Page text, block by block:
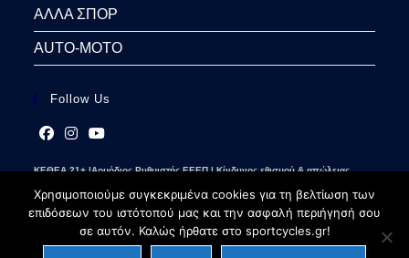
ΑΛΛΑ ΣΠΟΡ
AUTO-MOTO
Follow Us
in
a
new
in
a
new
tab
in
a
new
tab
ΚΕΘΕΑ 21+ |Αρμόδιος Ρυθμιστής ΕΕΕΠ | Κίνδυνος εθισμού & απώλειας
Χρησιμοποιούμε συγκεκριμένα cookies για τη βελτίωση των
επιδόσεων του ιστότοπού μας και την ασφαλή περιήγησή σου
σε αυτόν. Καλώς ήρθατε στο sportcycles.gr!